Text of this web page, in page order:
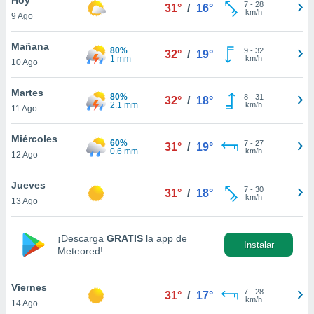
en
más
nuestra
de
aceptar
de
9 Ago
31° / 16° 7- 28
km/h
Mañana
10 Ago
80%
1 mm
32° / 19° 9- 32
km/h
Martes
11 Ago
80%
2.1 mm
32° / 18° 8- 31
km/h
Miércoles
12 Ago
60%
0.6 mm
31° / 19° 7- 27
km/h
Jueves
13 Ago
31° / 18° 7- 30
km/h
¡Descarga GRATIS la app de
Meteored!
Instalar
Viernes
14 Ago
31° / 17° 7- 28
km/h